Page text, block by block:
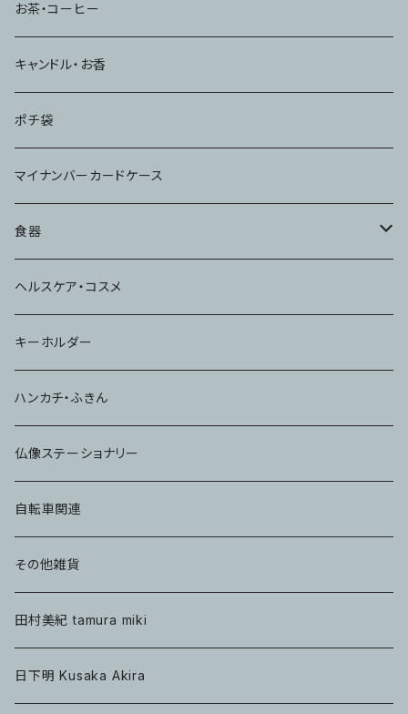
お茶・コーヒー
キャンドル・お香
ポチ袋
マイナンバーカードケース
食器
コップ
ヘルスケア・コスメ
キーホルダー
ハンカチ・ふきん
仏像ステーショナリー
自転車関連
その他雑貨
田村美紀 tamura miki
日下明 Kusaka Akira